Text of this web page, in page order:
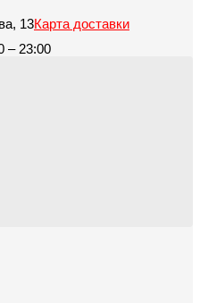
13Карта доставки
– 23:00